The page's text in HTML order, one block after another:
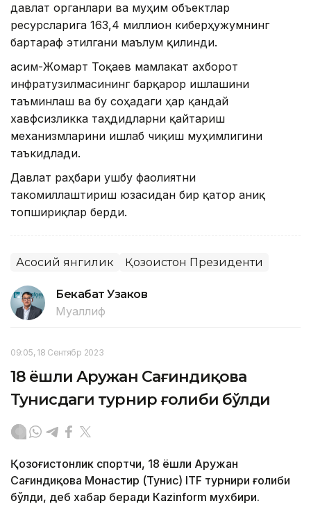
давлат органлари ва муҳим объектлар
ресурсларига 163,4 миллион киберҳужумнинг
бартараф этилгани маълум қилинди.
Қасим-Жомарт Тоқаев мамлакат ахборот
инфратузилмасининг барқарор ишлашини
таъминлаш ва бу соҳадаги ҳар қандай
хавфсизликка таҳдидларни қайтариш
механизмларини ишлаб чиқиш муҳимлигини
таъкидлади.
Давлат раҳбари ушбу фаолиятни
такомиллаштириш юзасидан бир қатор аниқ
топшириқлар берди.
Асосий янгилик Қозоғистон Президенти
Бекабат Узаков
Муаллиф
09:05, 18 Сентябр 2023
18 ёшли Аружан Сағиндиқова
Тунисдаги турнир ғолиби бўлди
Қозоғистонлик спортчи, 18 ёшли Аружан
Сағиндиқова Монастир (Тунис) ITF турнири ғолиби
бўлди, деб хабар беради Каzinform мухбири.